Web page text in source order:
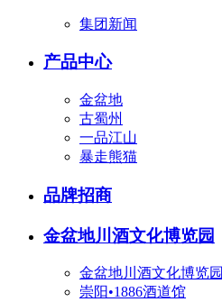
集团新闻
产品中心
金盆地
古蜀州
一品江山
暴走熊猫
品牌招商
金盆地川酒文化博览园
金盆地川酒文化博览园
崇阳•1886酒道馆